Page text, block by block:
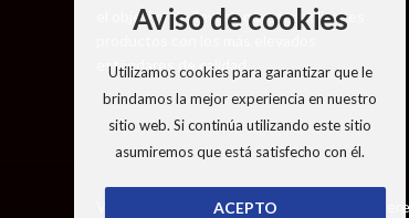
el objetivo de llevar a nuestros clientes
estándares de calidad.
Vento Dominicana S. A © 2026 todos los
Aviso de cookies
Utilizamos cookies para garantizar que le
brindamos la mejor experiencia en nuestro
sitio web. Si continúa utilizando este sitio
asumiremos que está satisfecho con él.
ACEPTO